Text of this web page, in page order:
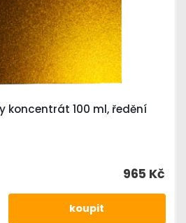
koncentrát 100 ml, ředění
965 Kč